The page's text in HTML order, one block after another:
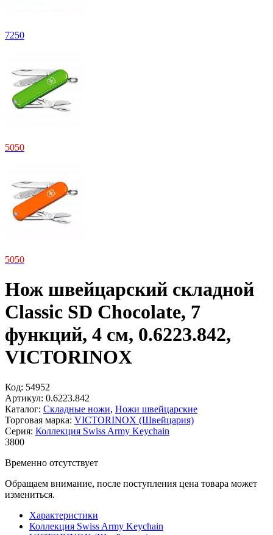
7250
5050
5050
Нож швейцарский складной
Classic SD Chocolate, 7
функций, 4 см, 0.6223.842,
VICTORINOX
Код: 54952
Артикул: 0.6223.842
Каталог: Складные ножи, Ножи швейцарские
Торговая марка: VICTORINOX (Швейцария)
Серия: Коллекция Swiss Army Keychain
3800
Временно отсутствует
Обращаем внимание, после поступления цена товара может
измениться.
Характеристики
Коллекция Swiss Army Keychain